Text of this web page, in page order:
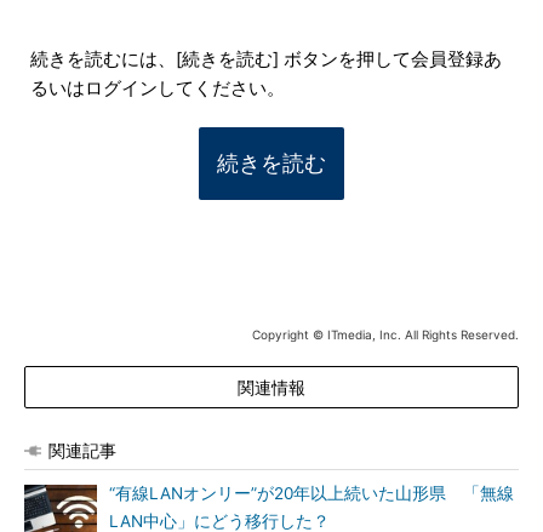
続きを読むには、[続きを読む] ボタンを押して会員登録あ
るいはログインしてください。
続きを読む
Copyright © ITmedia, Inc. All Rights Reserved.
関連情報
関連記事
“有線LANオンリー”が20年以上続いた山形県 「無線
LAN中心」にどう移行した？